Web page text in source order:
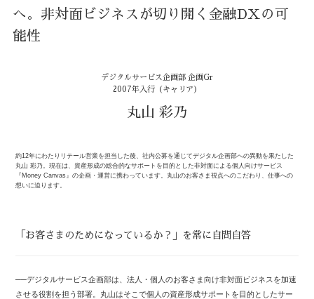
へ。 非対面ビジネスが切り開く金融DXの可
能性
デジタルサービス企画部 企画Gr
2007年入行（キャリア）
丸山 彩乃
約12年にわたりリテール営業を担当した後、社内公募を通じてデジタル企画部への異動を果たした
丸山 彩乃。現在は、資産形成の総合的なサポートを目的とした非対面による個人向けサービス
『Money Canvas』の企画・運営に携わっています。丸山のお客さま視点へのこだわり、仕事への
想いに迫ります。
「お客さまのためになっているか？」を常に自問自答
──デジタルサービス企画部は、法人・個人のお客さま向け非対面ビジネスを加速
させる役割を担う部署。丸山はそこで個人の資産形成サポートを目的としたサー